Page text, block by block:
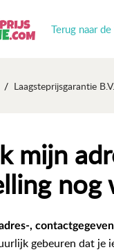
Terug naar
Laagsteprijsgarantie B.V.
mijn
nog
,
gebeuren dat je